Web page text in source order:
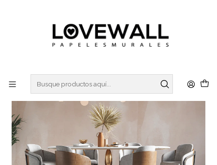
Inicio ACQUA ACQ22-10